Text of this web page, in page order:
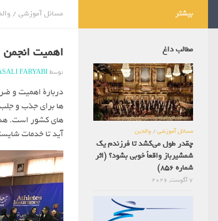
مسائل آموزشی /
اهمیت انجمن
توسطFARYABI
دربارة اهمیت و
ها برای جذب و
های کشور است.
آید تا خدمات
بیشتر
مطالب داغ
مسائل آموزشی/ والدین
چقدر طول می‌کشد تا فرزندم یک
شمشیرباز واقعاً خوبی بشود؟ (اثر
شماره 856)
7 آگوست, 2026